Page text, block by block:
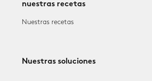
nuestras recetas
Nuestras recetas
Nuestras soluciones